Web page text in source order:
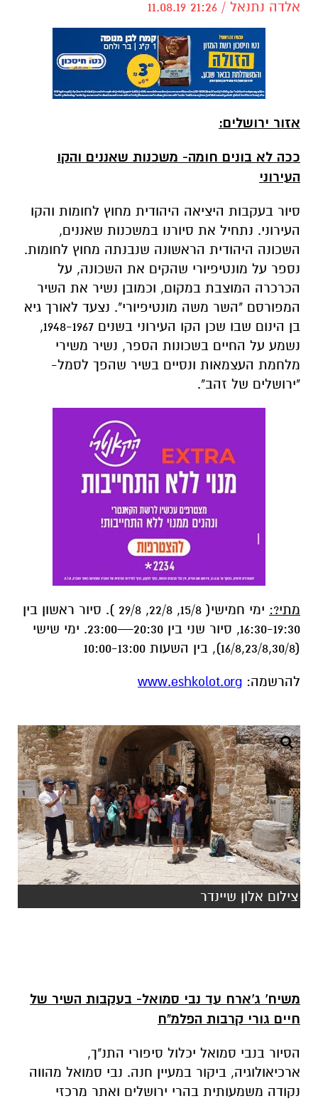
אלדה נתנאל / 21:26 11.08.19
אזור ירושלים:
ככה לא בונים חומה- משכנות שאננים והקו
העירוני. נתחיל את סיורנו במשכנות שאננים,
השכונה היהודית הראשונה שנבנתה מחוץ לחומות.
הכרכרה המוצבת במקום, וכמובן נשיר את השיר
המפורסם "השר משה מונטיפיורי". נצעד לאורך גיא
בן הינום שבו שכן הקו העירוני בשנים 1948-1967,
נשמע על החיים בשכונות הספר, נשיר משירי
מלחמת העצמאות ונסיים בשיר שהפך לסמל-
"ירושלים של זהב".
להרשמה:www.eshkolot.org
צילום אלון שיינדר
ארכיאולוגיה, ביקור במעיין חנה. נבי סמואל מהווה
נקודה משמעותית בהרי ירושלים ואתר מרכזי
גורי "בשערייך ירושלים" ילווה אותנו לאורך המסלול.
מתי?:
ימי חמישי( 15/8, 22/8, 29/8 ). סיור ראשון בין